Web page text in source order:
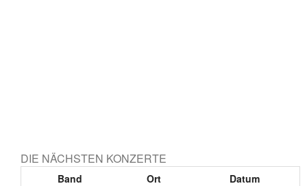
DIE NÄCHSTEN KONZERTE
Band Ort Datum